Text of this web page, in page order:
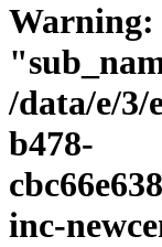
Warning:
/data/e/3/
b478-
inc-